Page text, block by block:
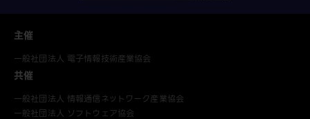
主催
一般社団法人 電子情報技術産業協会
共催
一般社団法人 情報通信ネットワーク産業協会
一般社団法人 ソフトウェア協会